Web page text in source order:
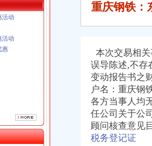
活动
活动
惠
有限公司
公司 渝北50万 （工商注册）
公司 渝中100万 （进出口权）
渝中500万 （进出口权）
重庆钢铁：
本次交易相
误导陈述,不存
变动报告书之
户名：重庆钢
各方当事人均
任公司关于公
顾问核查意见
税务登记证